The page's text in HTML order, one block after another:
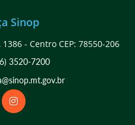
Sinop
- Centro CEP: 78550-206
3520-7200